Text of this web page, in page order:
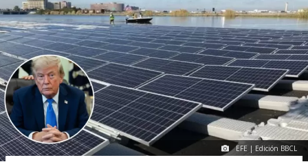
EFE | Edición BBCL